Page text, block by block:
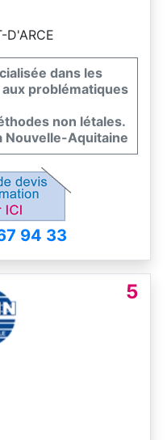
D'ARCE
dans les
problématiques
non létales.
Nouvelle-Aquitaine
Installation de
des fientes.
94 33
5